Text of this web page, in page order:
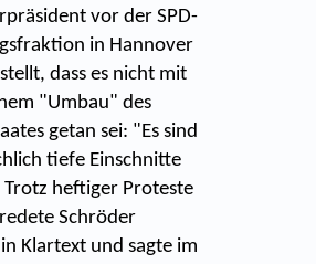
vor der SPD-
in Hannover
dass es nicht mit
"Umbau" des
getan sei: "Es sind
tiefe Einschnitte
heftiger Proteste
redete Schröder
Klartext und sagte im